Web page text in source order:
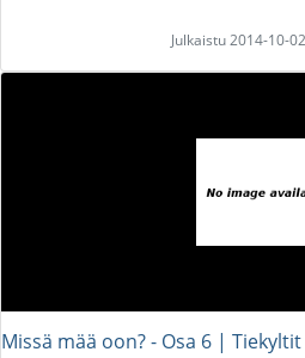
Julkaistu 2014-10-
Missä mää oon? - Osa 6 |